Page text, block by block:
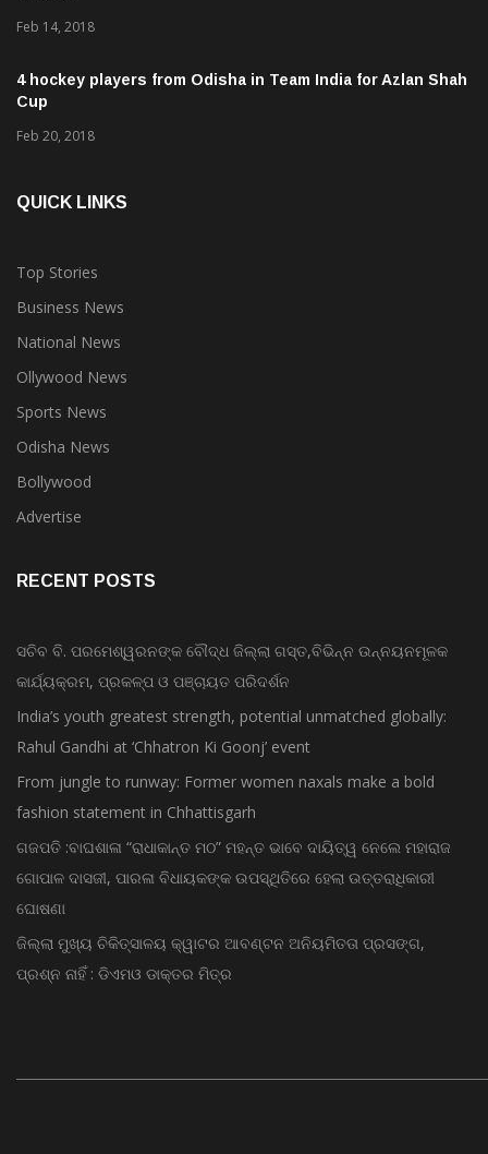
Feb 14, 2018
4 hockey players from Odisha in Team India for Azlan Shah
Cup
Feb 20, 2018
QUICK LINKS
Top Stories
Business News
National News
Ollywood News
Sports News
Odisha News
Bollywood
Advertise
RECENT POSTS
ସଚିବ ବି. ପରମେଶ୍ୱରନଙ୍କ ବୌଦ୍ଧ ଜିଲ୍ଲା ଗସ୍ତ,ବିଭିନ୍ନ ଉନ୍ନୟନମୂଳକ
କାର୍ଯ୍ୟକ୍ରମ, ପ୍ରକଳ୍ପ ଓ ପଞ୍ଚାୟତ ପରିଦର୍ଶନ
India’s youth greatest strength, potential unmatched globally:
Rahul Gandhi at ‘Chhatron Ki Goonj’ event
From jungle to runway: Former women naxals make a bold
fashion statement in Chhattisgarh
ଗଜପତି :ବାଘଶାଳା “ରାଧାକାନ୍ତ ମଠ” ମହନ୍ତ ଭାବେ ଦାୟିତ୍ୱ ନେଲେ ମହାରାଜ
ଗୋପାଳ ଦାସଜୀ, ପାରଳା ବିଧାୟକଙ୍କ ଉପସ୍ଥିତିରେ ହେଲା ଉତ୍ତରାଧିକାରୀ
ଘୋଷଣା
ଜିଲ୍ଲା ମୁଖ୍ୟ ଚିକିତ୍ସାଳୟ କ୍ୱାଟର ଆବଣ୍ଟନ ଅନିୟମିତତା ପ୍ରସଙ୍ଗ,
ପ୍ରଶ୍ନ ନାହିଁ : ଡିଏମଓ ଡାକ୍ତର ମିତ୍ର